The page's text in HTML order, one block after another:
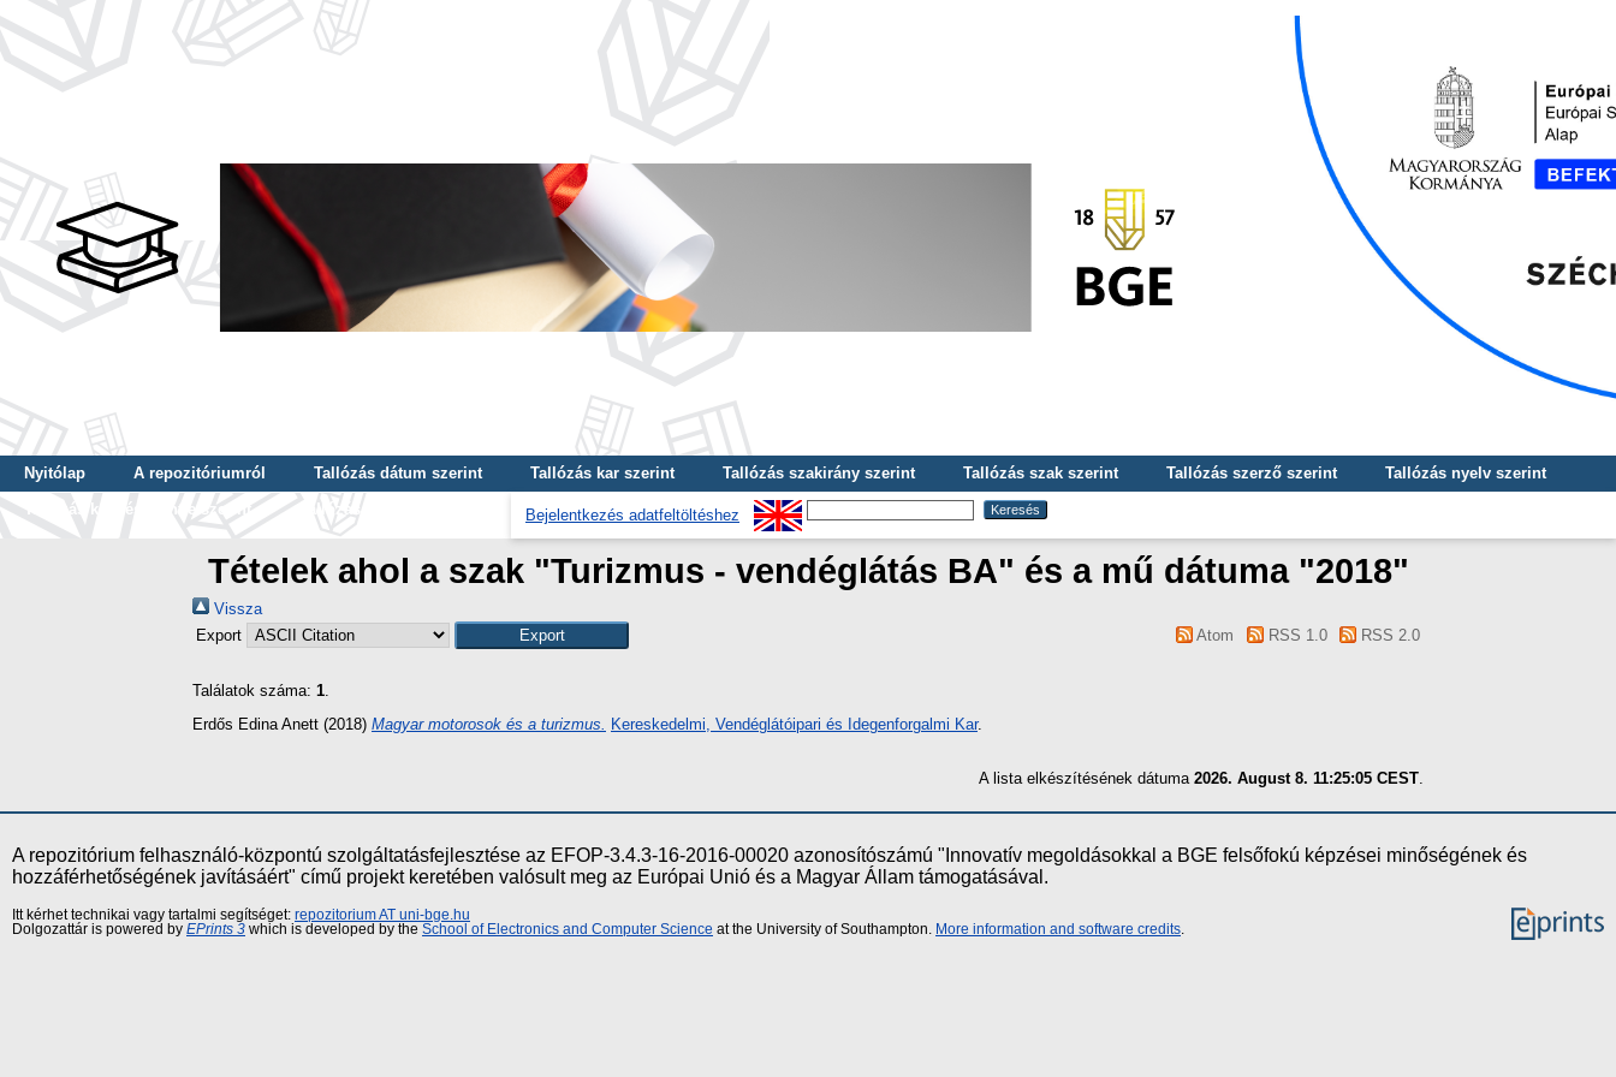
Nyitólap A repozitóriumról Tallózás dátum szerint Tallózás kar szerint Tallózás szakirány szerint Tallózás szak szerint Tallózás szerző szerint
Tallózás nyelv szerint
Tallózás képzés szintje szerint
Tallózás kulcsszó szerint Bejelentkezés adatfeltöltéshez
Tételek ahol a szak "Turizmus - vendéglátás BA" és a mű dátuma "2018"
Vissza
Export
Atom RSS 1.0 RSS 2.0
Találatok száma: 1.
Erdős Edina Anett (2018) Magyar motorosok és a turizmus. Kereskedelmi, Vendéglátóipari és Idegenforgalmi Kar.
A lista elkészítésének dátuma 2026. August 8. 11:25:05 CEST
A repozitórium felhasználó-központú szolgáltatásfejlesztése az EFOP-3.4.3-16-2016-00020 azonosítószámú "Innovatív megoldásokkal a BGE felsőfokú képzései minőségének és
hozzáférhetőségének javításáért" című projekt keretében valósult meg az Európai Unió és a Magyar Állam támogatásával.
Itt kérhet technikai vagy tartalmi segítséget: repozitorium AT uni-bge.hu
Dolgozattár is powered by EPrints 3 which is developed by the School of Electronics and Computer Science at the University of Southampton. More information and software credits